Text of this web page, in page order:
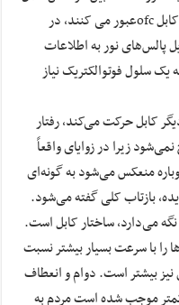
میکنند. هنگامی که پرتوهای نور از یک سر کابل ofcعبور می ‌کنند، در
پالس‌های نور به اطلاعات
یک سلول فوتوالکتریک نیاز
کابل حرکت می‌کند، رفتار
زیرا در زوایای واقعاً
منعکس می‌شود به گونه‌ای
بازتاب کلی گفته می‌شود.
می‌دارد، ساختار کابل است.
را با سرعت بسیار بیشتر نسبت
بیشتر است. دوام و انعطاف
موجب شده است مردم به